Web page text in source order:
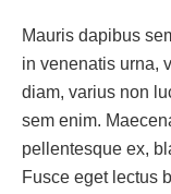
Mauris dapibus
in venenatis urna,
diam, varius non
sem enim.
pellentesque ex,
Fusce eget lectus